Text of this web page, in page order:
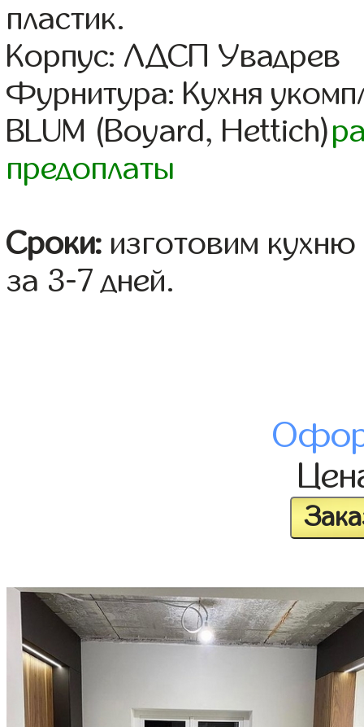
пластик.
Корпус: ЛДСП Увадрев
Фурнитура: Кухня
BLUM (Boyard, Hettich)
предоплаты
Сроки: изготовим
за 3-7 дней.